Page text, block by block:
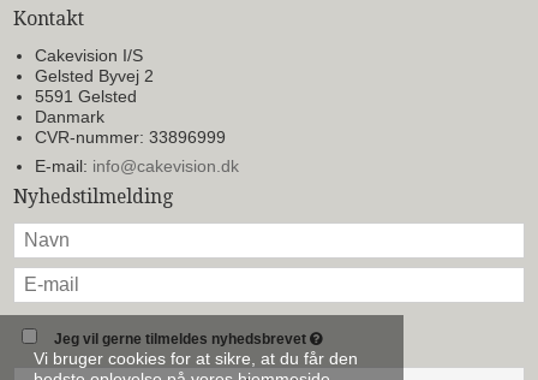
Vi bruger cookies for at sikre, at du får den
Kontakt
Cakevision I/S
Gelsted Byvej 2
5591 Gelsted
Danmark
CVR-nummer: 33896999
E-mail: info@cakevision.dk
Nyhedstilmelding
Jeg vil gerne tilmeldes nyhedsbrevet